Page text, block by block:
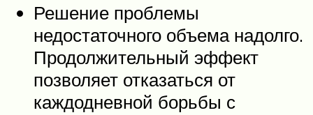
Решение проблемы
недостаточного объема надолго.
Продолжительный эффект
позволяет отказаться от
каждодневной борьбы с